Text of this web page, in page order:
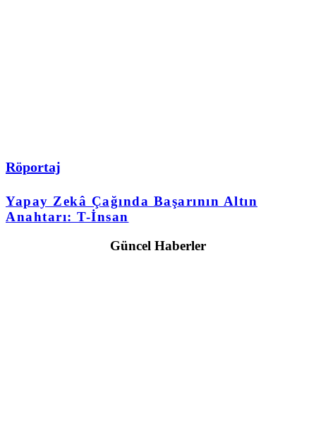
Röportaj
Yapay Zekâ Çağında Başarının Altın
Anahtarı: T-İnsan
Güncel Haberler